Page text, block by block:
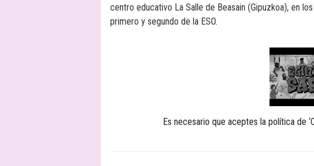
centro educativo La Salle de Beasain (Gipuzkoa), en
primero y segundo de la ESO.
Es necesario que aceptes la política de